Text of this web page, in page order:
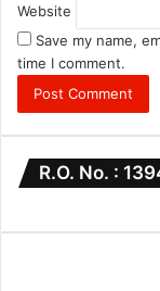
Website
Save my name,
time I comment.
R.O. No. :